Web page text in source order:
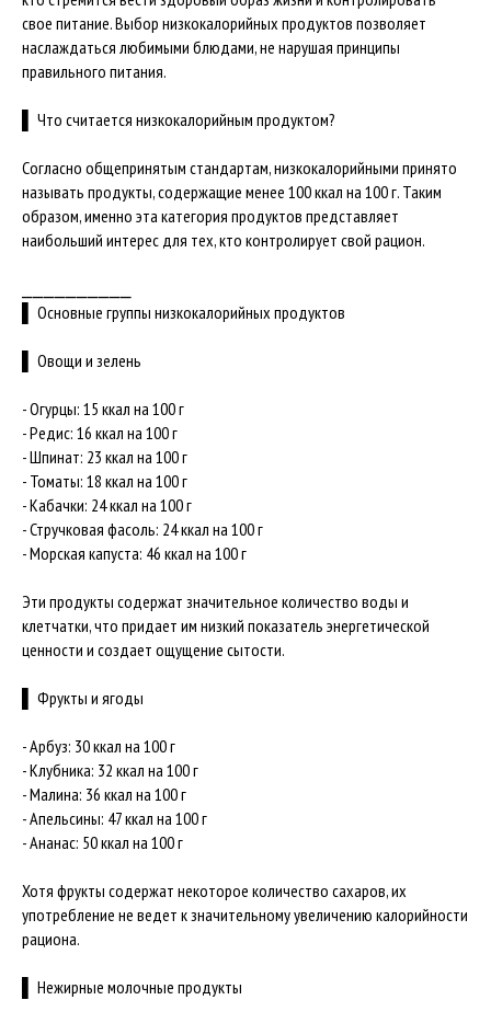
свое питание. Выбор низкокалорийных продуктов позволяет
наслаждаться любимыми блюдами, не нарушая принципы
правильного питания.
▌ Что считается низкокалорийным продуктом?
Согласно общепринятым стандартам, низкокалорийными принято
называть продукты, содержащие менее 100 ккал на 100 г. Таким
образом, именно эта категория продуктов представляет
наибольший интерес для тех, кто контролирует свой рацион.
▌ Основные группы низкокалорийных продуктов
▌ Овощи и зелень
- Огурцы: 15 ккал на 100 г
- Редис: 16 ккал на 100 г
- Шпинат: 23 ккал на 100 г
- Томаты: 18 ккал на 100 г
- Кабачки: 24 ккал на 100 г
- Стручковая фасоль: 24 ккал на 100 г
- Морская капуста: 46 ккал на 100 г
Эти продукты содержат значительное количество воды и
клетчатки, что придает им низкий показатель энергетической
ценности и создает ощущение сытости.
▌ Фрукты и ягоды
- Арбуз: 30 ккал на 100 г
- Клубника: 32 ккал на 100 г
- Малина: 36 ккал на 100 г
- Апельсины: 47 ккал на 100 г
- Ананас: 50 ккал на 100 г
Хотя фрукты содержат некоторое количество сахаров, их
употребление не ведет к значительному увеличению калорийности
рациона.
▌ Нежирные молочные продукты